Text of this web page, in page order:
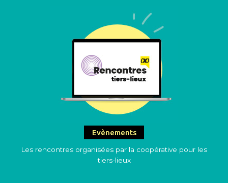
Evènements
Les rencontres organisées par la coopérative pour les
tiers-lieux